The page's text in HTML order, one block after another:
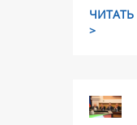
ЧИТАТЬ
>